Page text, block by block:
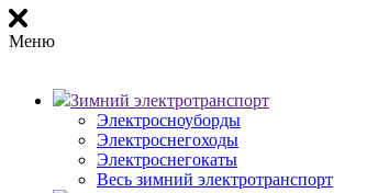
Меню
Зимний электротранспорт
Электросноуборды
Электроснегоходы
Электроснегокаты
Весь зимний электротранспорт